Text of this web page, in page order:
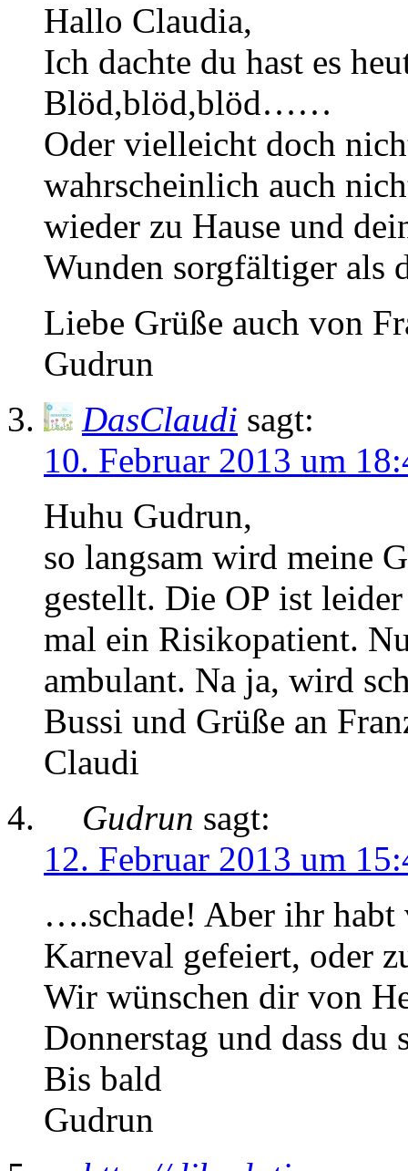
Hallo Claudia,
Ich dachte du hast es
Blöd,blöd,blöd……
Oder vielleicht doch
wahrscheinlich auch
wieder zu Hause und
Wunden sorgfältiger als
Liebe Grüße auch von
Gudrun
DasClaudi sagt:
10. Februar 2013 um
Huhu Gudrun,
so langsam wird meine
gestellt. Die OP ist
mal ein Risikopatient.
ambulant. Na ja, wird
Bussi und Grüße an
Claudi
Gudrun sagt:
12. Februar 2013 um
….schade! Aber ihr
Karneval gefeiert, oder
Wir wünschen dir von
Donnerstag und dass
Bis bald
Gudrun